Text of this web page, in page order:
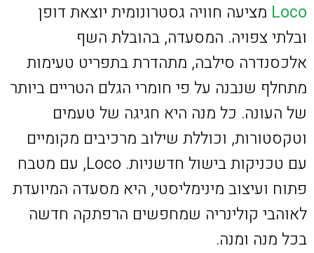
Loco מציעה חוויה גסטרונומית יוצאת דופן
ובלתי צפויה. המסעדה, בהובלת השף
אלכסנדרה סילבה, מתהדרת בתפריט טעימות
מתחלף שנבנה על פי חומרי הגלם הטריים ביותר
של העונה. כל מנה היא חגיגה של טעמים
וטקסטורות, וכוללת שילוב מרכיבים מקומיים
עם טכניקות בישול חדשניות. Loco, עם מטבח
פתוח ועיצוב מינימליסטי, היא מסעדה המיועדת
לאוהבי קולינריה שמחפשים הרפתקה חדשה
בכל מנה ומנה.